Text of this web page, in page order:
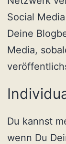
Social
Deine
Media,
Du kannst
wenn Du